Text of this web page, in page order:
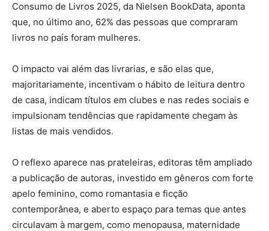
Consumo de Livros 2025, da Nielsen BookData, aponta
que, no último ano, 62% das pessoas que compraram
livros no país foram mulheres.
O impacto vai além das livrarias, e são elas que,
majoritariamente, incentivam o hábito de leitura dentro
de casa, indicam títulos em clubes e nas redes sociais e
impulsionam tendências que rapidamente chegam às
listas de mais vendidos.
O reflexo aparece nas prateleiras, editoras têm ampliado
a publicação de autoras, investido em gêneros com forte
apelo feminino, como romantasia e ficção
contemporânea, e aberto espaço para temas que antes
circulavam à margem, como menopausa, maternidade